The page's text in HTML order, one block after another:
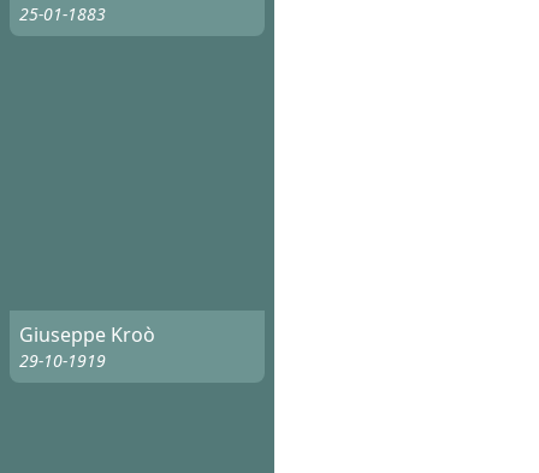
25-01-1883
Giuseppe Kroò
29-10-1919